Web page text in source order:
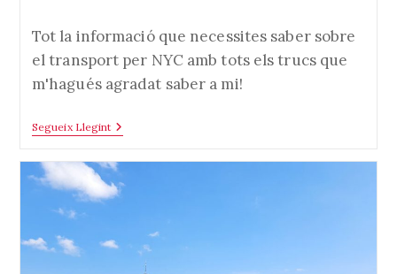
l'entrada:
Tot la informació que necessites saber sobre
el transport per NYC amb tots els trucs que
m'hagués agradat saber a mi!
Segueix LlegintCom
Moure’t
New
York
(USA)